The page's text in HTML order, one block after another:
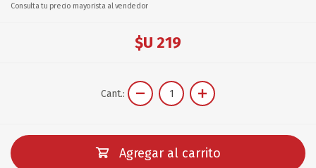
Consulta tu precio mayorista al vendedor
$U 219
Cant.:
Agregar al carrito